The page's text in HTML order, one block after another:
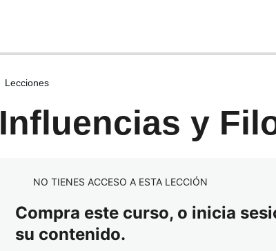
Lecciones
Influencias y
NO TIENES ACCESO A ESTA LECCIÓN
Compra este curso, o inicia
su contenido.